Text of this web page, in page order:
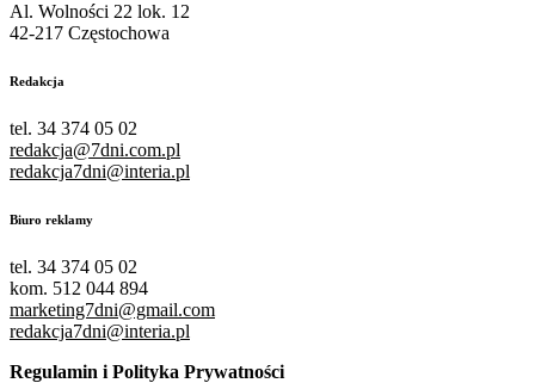
Al. Wolności 22 lok. 12
42-217 Częstochowa
Redakcja
tel. 34 374 05 02
redakcja@7dni.com.pl
redakcja7dni@interia.pl
Biuro reklamy
tel. 34 374 05 02
kom. 512 044 894
marketing7dni@gmail.com
redakcja7dni@interia.pl
Regulamin i Polityka Prywatności